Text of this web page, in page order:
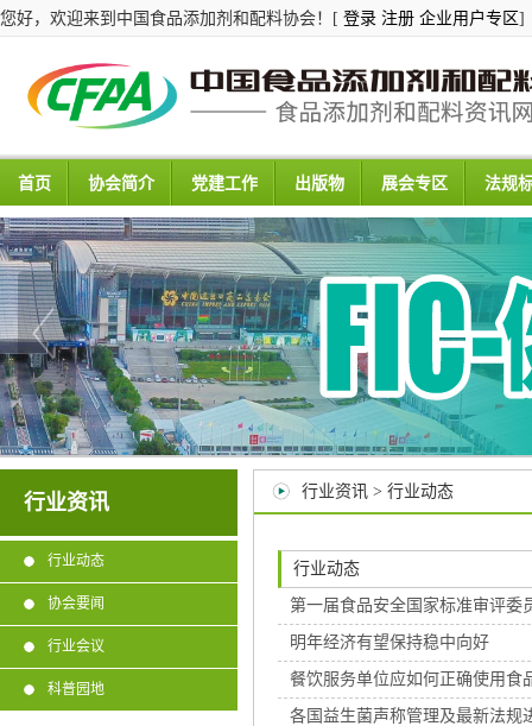
您好，欢迎来到中国食品添加剂和配料协会！[ 登录 注册 企业用户专区]
首页 协会简介 党建工作 出版物 展会专区 法规
行业资讯
行业动态
协会要闻
行业会议
科普园地
行业资讯 > 行业动态
行业动态
第一届食品安全国家标准审评委
明年经济有望保持稳中向好
餐饮服务单位应如何正确使用食
各国益生菌声称管理及最新法规